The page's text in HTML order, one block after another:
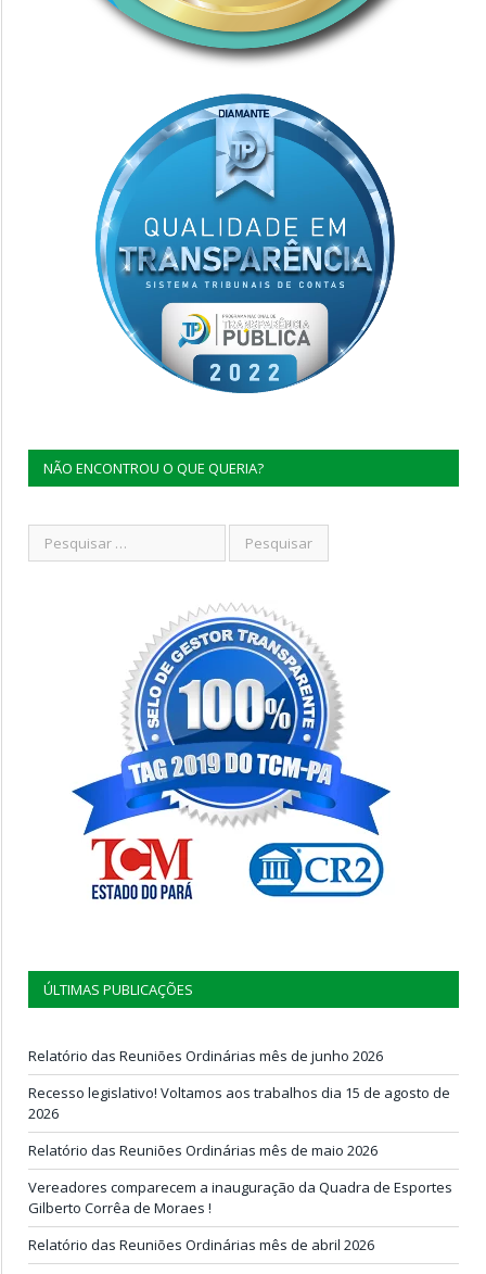
NÃO ENCONTROU O QUE QUERIA?
ÚLTIMAS PUBLICAÇÕES
Relatório das Reuniões Ordinárias mês de junho 2026
Recesso legislativo! Voltamos aos trabalhos dia 15 de agosto de
2026
Relatório das Reuniões Ordinárias mês de maio 2026
Vereadores comparecem a inauguração da Quadra de Esportes
Gilberto Corrêa de Moraes !
Relatório das Reuniões Ordinárias mês de abril 2026